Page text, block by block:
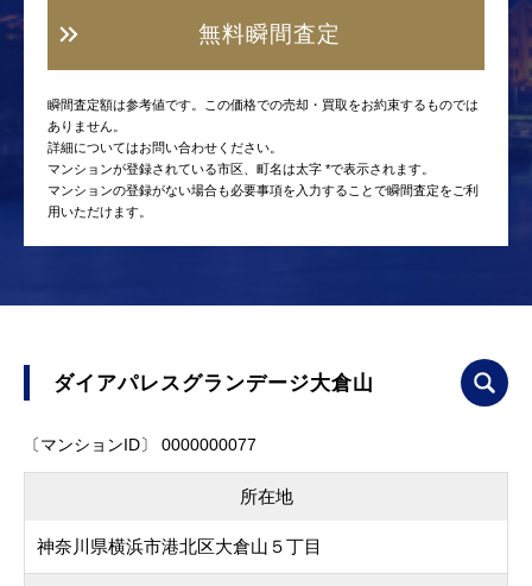
無料瞬間査定
瞬間査定額は参考値です。この価格での売却・買取をお約束するものでは
ありません。
詳細についてはお問い合わせください。
マンションが登録されている市区、町名は太字 *で表示されます。
マンションの登録がない場合も必要事項を入力することで瞬間査定をご利
用いただけます。
ダイアパレスグランデージ大倉山
〔マンションID〕 0000000077
所在地
神奈川県横浜市港北区大倉山５丁目